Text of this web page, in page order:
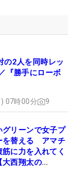
の2人を同時レッ
『勝手にローボ
07時00分 9
グリーンで女子プ
を替える アマチ
筋に力を入れてく
大西翔太の